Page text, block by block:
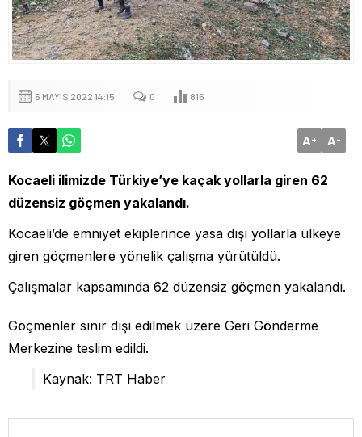
6 MAYIS 2022 14:15 0 816
A+ A-
Kocaeli ilimizde Türkiye’ye kaçak yollarla giren 62
düzensiz göçmen yakalandı.
Kocaeli’de emniyet ekiplerince yasa dışı yollarla ülkeye
giren göçmenlere yönelik çalışma yürütüldü.
Çalışmalar kapsamında 62 düzensiz göçmen yakalandı.
Göçmenler sınır dışı edilmek üzere Geri Gönderme
Merkezine teslim edildi.
Kaynak: TRT Haber